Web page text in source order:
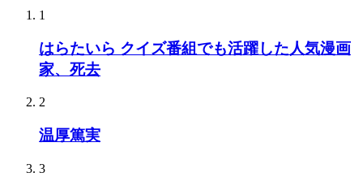
1
はらたいら クイズ番組でも活躍した人気漫画
家、死去
2
温厚篤実
3